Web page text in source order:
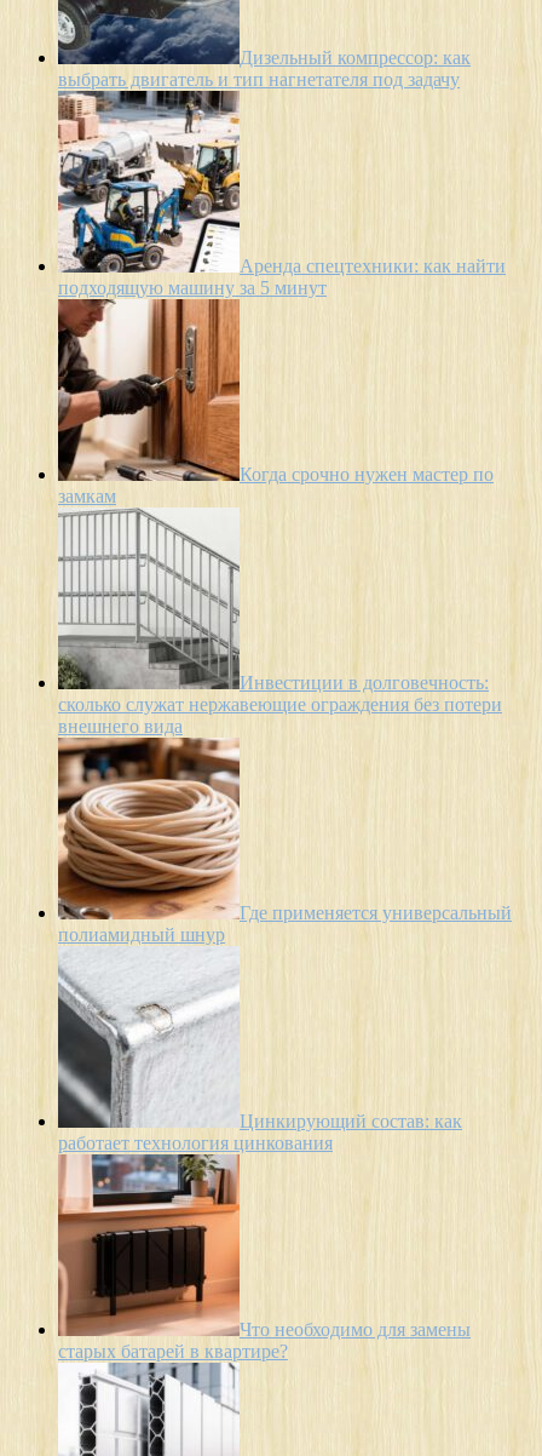
Дизельный компрессор: как
выбрать двигатель и тип нагнетателя под задачу
Аренда спецтехники: как найти
подходящую машину за 5 минут
Когда срочно нужен мастер по
замкам
Инвестиции в долговечность:
сколько служат нержавеющие ограждения без потери
внешнего вида
Где применяется универсальный
полиамидный шнур
Цинкирующий состав: как
работает технология цинкования
Что необходимо для замены
старых батарей в квартире?